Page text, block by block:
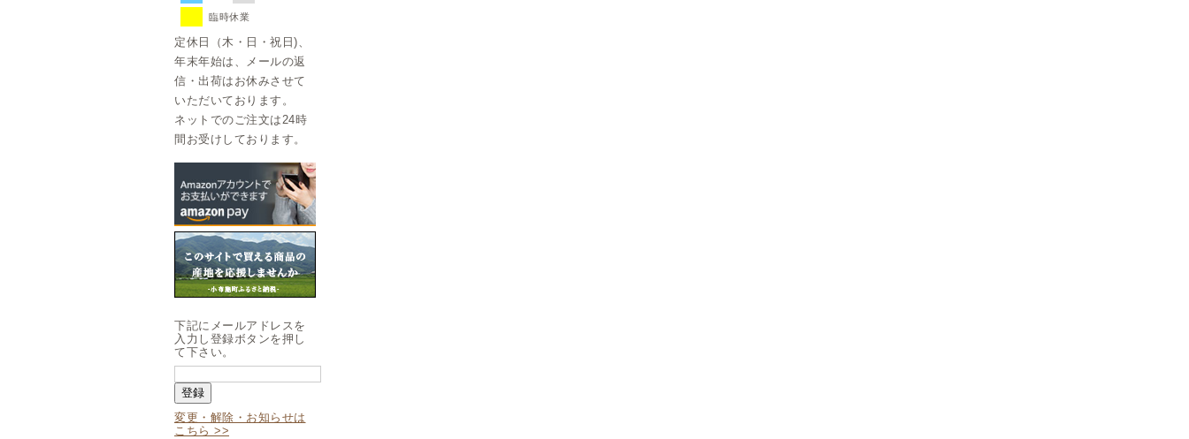
臨時休業
定休日（木・日・祝日)、
年末年始は、メールの返
信・出荷はお休みさせて
いただいております。
ネットでのご注文は24時
間お受けしております。
下記にメールアドレスを
入力し登録ボタンを押し
て下さい。
変更・解除・お知らせは
こちら >>